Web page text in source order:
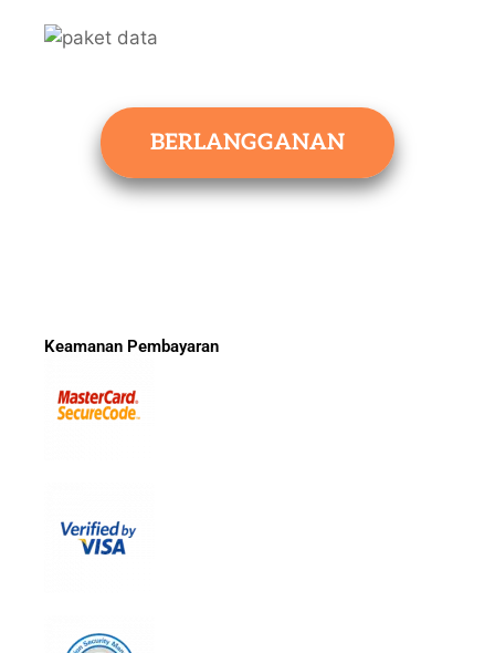
BERLANGGANAN
Keamanan Pembayaran